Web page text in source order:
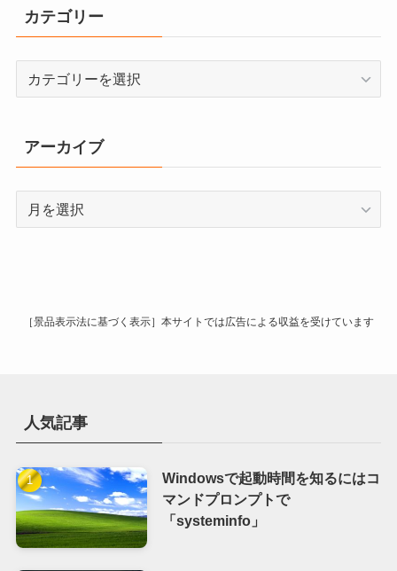
カテゴリー
ー
アーカイブ
［景品表示法に基づく表示］本サイトでは広告による収益を受けています
人気記事
Windowsで起動時間を知るにはコ
マンドプロンプトで
「systeminfo」